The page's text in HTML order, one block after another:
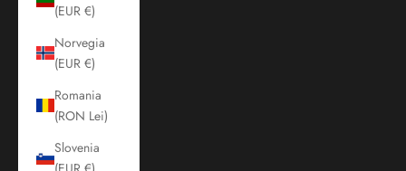
(EUR €)
Norvegia
(EUR €)
Romania
(RON Lei)
Slovenia